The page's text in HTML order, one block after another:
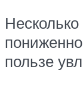
пользе